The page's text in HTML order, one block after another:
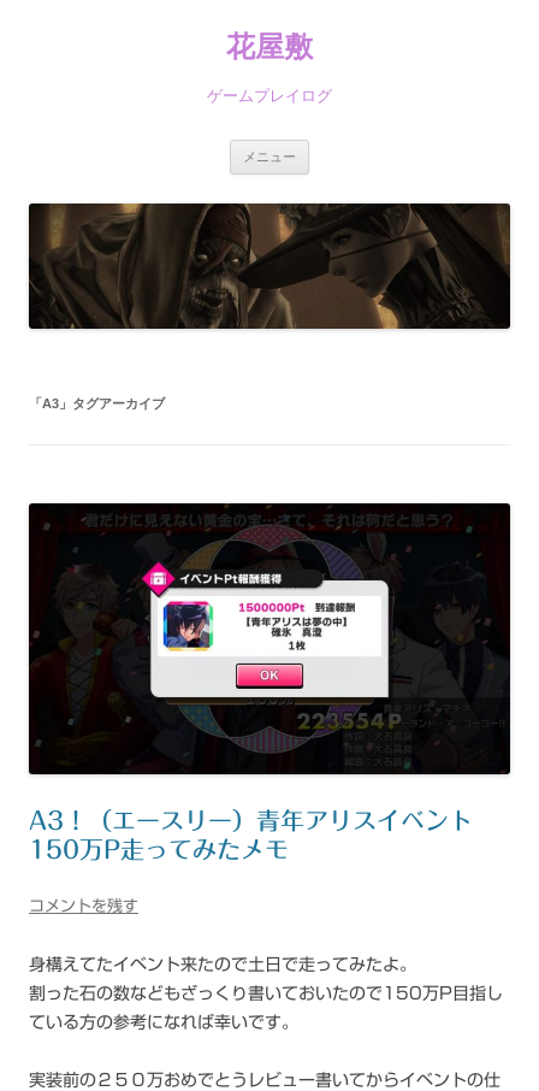
花屋敷
ゲームプレイログ
メニュー
「A3 」タグアーカイブ
A3！（エースリー）青年アリスイベント
150万P走ってみたメモ
コメントを残す
身構えてたイベント来たので土日で走ってみたよ。
割った石の数などもざっくり書いておいたので150万P目指し
ている方の参考になれば幸いです。
実装前の２５０万おめでとうレビュー書いてからイベントの仕